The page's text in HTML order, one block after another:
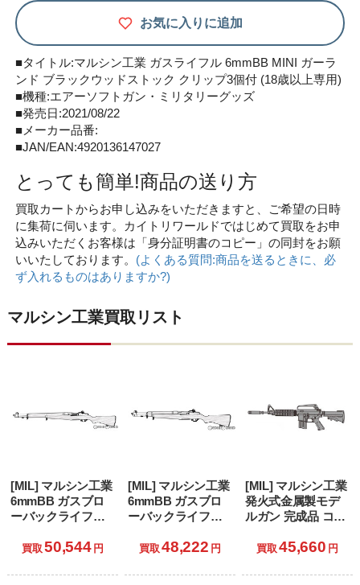
お気に入りに追加
■タイトル:マルシン工業 ガスライフル 6mmBB MINI ガーラ
ンド ブラックウッドストック クリップ3個付 (18歳以上専用)
■機種:エアーソフトガン・ミリタリーグッズ
■発売日:2021/08/22
■メーカー品番:
■JAN/EAN:4920136147027
とっても簡単!商品の送り方
買取カートからお申し込みをいただきますと、ご希望の日時
に集荷に伺います。カイトリワールドではじめて買取をお申
込みいただくお客様は「身分証明書のコピー」の同封をお願
いいたしております。 (よくある質問:商品を送るときに、必
ず入れるものはありますか?)
マルシン工業買取リスト
[MIL] マルシン工業
6mmBB ガスブロ
ーバックライフル
ルナットストック
専用)
買取 50,544 円
[MIL] マルシン工業
6mmBB ガスブロ
ーバックライフル
ルナットストック
専用)
買取 48,222 円
[MIL] マルシン工業
発火式金属製モデ
ルガン 完成品 コル
ルミカートリッジ
買取 45,660 円